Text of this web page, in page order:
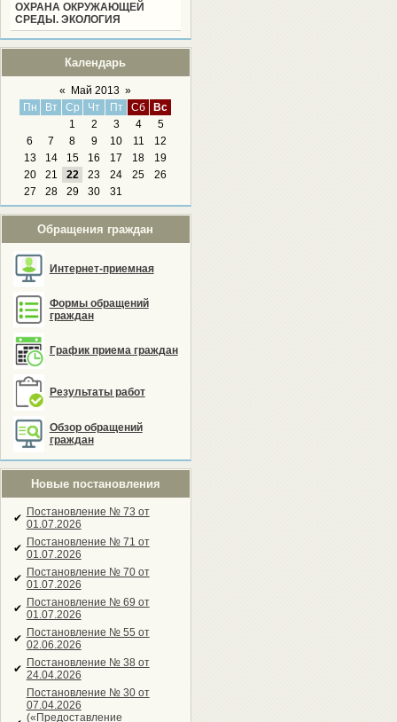
ОХРАНА ОКРУЖАЮЩЕЙ
СРЕДЫ. ЭКОЛОГИЯ
Календарь
« Май 2013 »
Пн
Вт Ср Чт Пт Сб
Вс
1
2 3 4
5
6
7 8 9 10 11
12
13
14 15 16 17 18
19
20
21 22 23 24 25
26
27
28 29 30 31
Обращения граждан
Интернет-приемная
Формы обращений
граждан
График приема граждан
Результаты работ
Обзор обращений
граждан
Новые постановления
✔ Постановление № 73 от
01.07.2026
✔ Постановление № 71 от
01.07.2026
✔ Постановление № 70 от
01.07.2026
✔ Постановление № 69 от
01.07.2026
✔ Постановление № 55 от
02.06.2026
✔ Постановление № 38 от
24.04.2026
Постановление № 30 от
07.04.2026
(«Предоставление